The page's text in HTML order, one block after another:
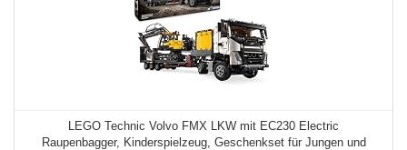
LEGO Technic Volvo FMX LKW mit EC230 Electric
Raupenbagger, Kinderspielzeug, Geschenkset für Jungen und